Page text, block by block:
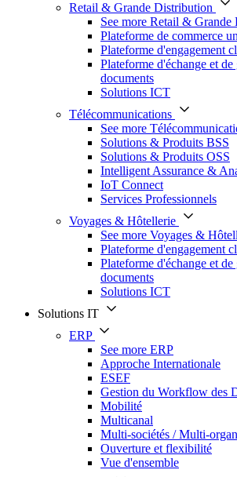
Retail & Grande Distribution
See more Retail & Grande
Plateforme de commerce
Plateforme d'engagement
Plateforme d'échange et de
documents
Solutions ICT
Télécommunications
See more
Solutions & Produits BSS
Solutions & Produits OSS
Intelligent Assurance &
IoT Connect
Services Professionnels
Voyages & Hôtellerie
See more Voyages &
Plateforme d'engagement
Plateforme d'échange et de
documents
Solutions ICT
Solutions IT
ERP
See more ERP
Approche Internationale
ESEF
Gestion du Workflow des
Mobilité
Multicanal
Multi-sociétés / Multi-
Ouverture et flexibilité
Vue d'ensemble